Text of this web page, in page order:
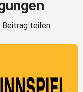
Beitrag teilen